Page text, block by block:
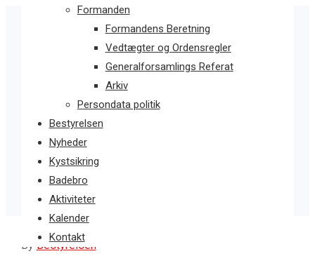
Formanden
Formandens Beretning
Vedtægter og Ordensregler
Generalforsamlings Referat
Arkiv
Persondata politik
Bestyrelsen
Nyheder
Kystsikring
Badebro
Aktiviteter
Kalender
Kontakt
mar 2026
By Bestyrelsen